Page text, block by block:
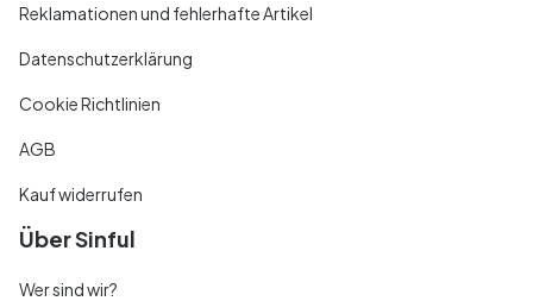
Reklamationen und fehlerhafte Artikel
Datenschutzerklärung
Cookie Richtlinien
AGB
Kauf widerrufen
Über Sinful
Wer sind wir?